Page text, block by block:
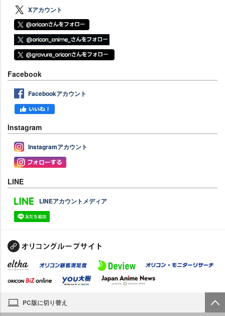
Xアカウント
Facebook
Facebookアカウント
Instagram
Instagramアカウント
LINE
LINEアカウントメディア
PC版に切り替え